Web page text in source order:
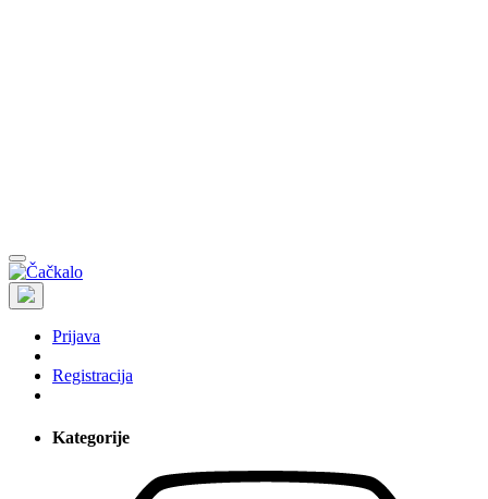
Prijava
Registracija
Kategorije